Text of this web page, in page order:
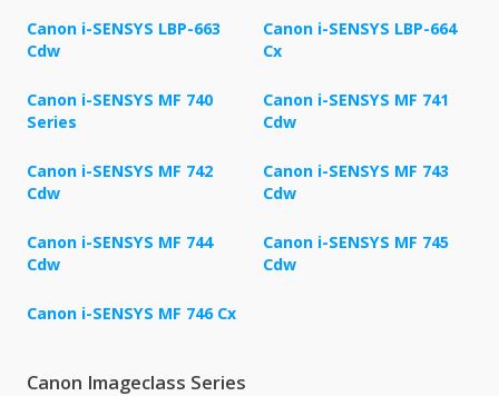
Canon i-SENSYS LBP-663
Cdw
Canon i-SENSYS LBP-664
Cx
Canon i-SENSYS MF 740
Series
Canon i-SENSYS MF 741
Cdw
Canon i-SENSYS MF 742
Cdw
Canon i-SENSYS MF 743
Cdw
Canon i-SENSYS MF 744
Cdw
Canon i-SENSYS MF 745
Cdw
Canon i-SENSYS MF 746 Cx
Canon Imageclass Series